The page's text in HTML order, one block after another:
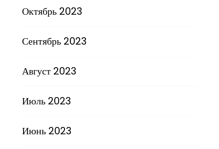
Октябрь 2023
Сентябрь 2023
Август 2023
Июль 2023
Июнь 2023